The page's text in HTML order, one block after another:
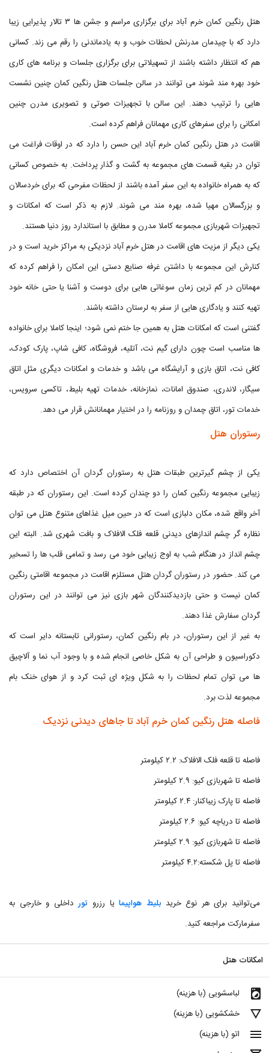
هتل رنگین کمان خرم آباد برای برگزاری مراسم و جشن ها ۳ تالار پذیرایی زیبا
دارد که با چیدمان مدرنش لحظات خوب و به یادماندنی را رقم می زند. کسانی
هم که انتظار داشته باشند از تسهیلاتی برای برگزاری جلسات و برنامه های کاری
خود بهره مند شوند می توانند در سالن جلسات هتل رنگین کمان چنین نشست
هایی را ترتیب دهند. این سالن با تجهیزات صوتی و تصویری مدرن چنین
امکانی را برای سفرهای کاری مهمانان فراهم کرده است.
اقامت در هتل رنگین کمان خرم آباد این حسن را دارد که در اوقات فراغت می
توان در بقیه قسمت های مجموعه به گشت و گذار پرداخت. به خصوص کسانی
که به همراه خانواده به این سفر آمده باشند از لحظات مفرحی که برای خردسالان
و بزرگسالان مهیا شده، بهره مند می شوند. لازم به ذکر است که امکانات و
تجهیزات شهربازی مجموعه کاملا مدرن و مطابق با استاندارد روز دنیا هستند.
یکی دیگر از مزیت های اقامت در هتل خرم آباد نزدیکی به مراکز خرید است و در
کنارش این مجموعه با داشتن غرفه صنایع دستی این امکان را فراهم کرده که
مهمانان در کم ترین زمان سوغاتی هایی برای دوست و آشنا یا حتی خانه خود
تهیه کنند و یادگاری هایی از سفر به لرستان داشته باشند.
گفتنی است که امکانات هتل به همین جا ختم نمی شود؛ اینجا کاملا برای خانواده
ها مناسب است چون دارای گیم نت، آتلیه، فروشگاه، کافی شاپ، پارک کودک،
کافی نت، اتاق بازی و آرایشگاه می باشد و خدمات و امکانات دیگری مثل اتاق
سیگار، لاندری، صندوق امانات، نمازخانه، خدمات تهیه بلیط، تاکسی سرویس،
خدمات تور، اتاق چمدان و روزنامه را در اختیار مهمانانش قرار می دهد.
رستوران هتل
یکی از چشم گیرترین طبقات هتل به رستوران گردان آن اختصاص دارد که
زیبایی مجموعه رنگین کمان را دو چندان کرده است. این رستوران که در طبقه
آخر واقع شده، مکان دلبازی است که در حین میل غذاهای متنوع هتل می توان
نظاره گر چشم اندازهای دیدنی قلعه فلک الافلاک و بافت شهری شد. البته این
چشم انداز در هنگام شب به اوج زیبایی خود می رسد و تمامی قلب ها را تسخیر
می کند. حضور در رستوران گردان هتل مستلزم اقامت در مجموعه اقامتی رنگین
کمان نیست و حتی بازدیدکنندگان شهر بازی نیز می توانند در این رستوران
گردان سفارش غذا دهند.
به غیر از این رستوران، در بام رنگین کمان، رستورانی تابستانه دایر است که
دکوراسیون و طراحی آن به شکل خاصی انجام شده و با وجود آب نما و آلاچیق
ها می توان تمام لحظات را به شکل ویژه ای ثبت کرد و از هوای خنک بام
مجموعه لذت برد.
فاصله هتل رنگین کمان خرم آباد تا جاهای دیدنی نزدیک
فاصله تا قلعه فلک الافلاک: ۲.۲ کیلومتر
فاصله تا شهربازی کیو: ۲.۹ کیلومتر
فاصله تا پارک زیباکنار: ۲.۴ کیلومتر
فاصله تا دریاچه کیو: ۲.۶ کیلومتر
فاصله تا شهربازی کیو: ۲.۹ کیلومتر
فاصله تا پل شکسته:‌۴.۲ کیلومتر
می‌توانید برای هر نوع خریدبلیط هواپیمایا رزرو تورداخلی و خارجی به
سفرمارکت مراجعه کنید.
امکانات هتل
local_laundry_service لباسشویی (با هزینه)
details خشکشویی (با هزینه)
menu اتو (با هزینه)